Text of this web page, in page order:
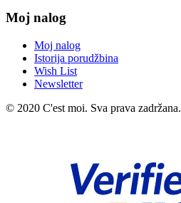
Moj nalog
Moj nalog
Istorija porudžbina
Wish List
Newsletter
© 2020 C'est moi. Sva prava zadržana.